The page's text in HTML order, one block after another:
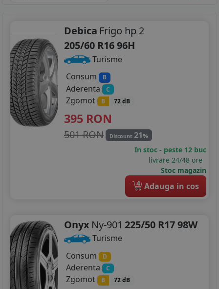
Debica Frigo hp 2
205/60 R16 96H
Turisme
Consum
B
Aderenta C
Zgomot B 72 dB
395 RON
501 RON Discount 21%
In stoc - peste 12 buc
livrare 24/48 ore
Stoc magazin
4 Adauga in cos
Onyx Ny-901 225/50 R17 98W
Turisme
Consum
D
Aderenta C
Zgomot B 72 dB